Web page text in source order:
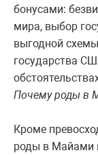
бонусами:
мира, выбор
выгодной
государства
Почему роды в
Кроме
роды в Майами